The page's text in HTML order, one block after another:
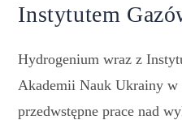
Instytutem
Hydrogenium wraz z
Akademii Nauk Ukrainy
przedwstępne prace nad